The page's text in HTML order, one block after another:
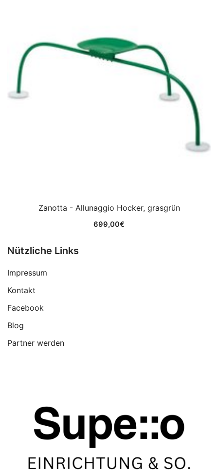
Zanotta - Allunaggio Hocker, grasgrün
699,00€
Nützliche Links
Impressum
Kontakt
Facebook
Blog
Partner werden